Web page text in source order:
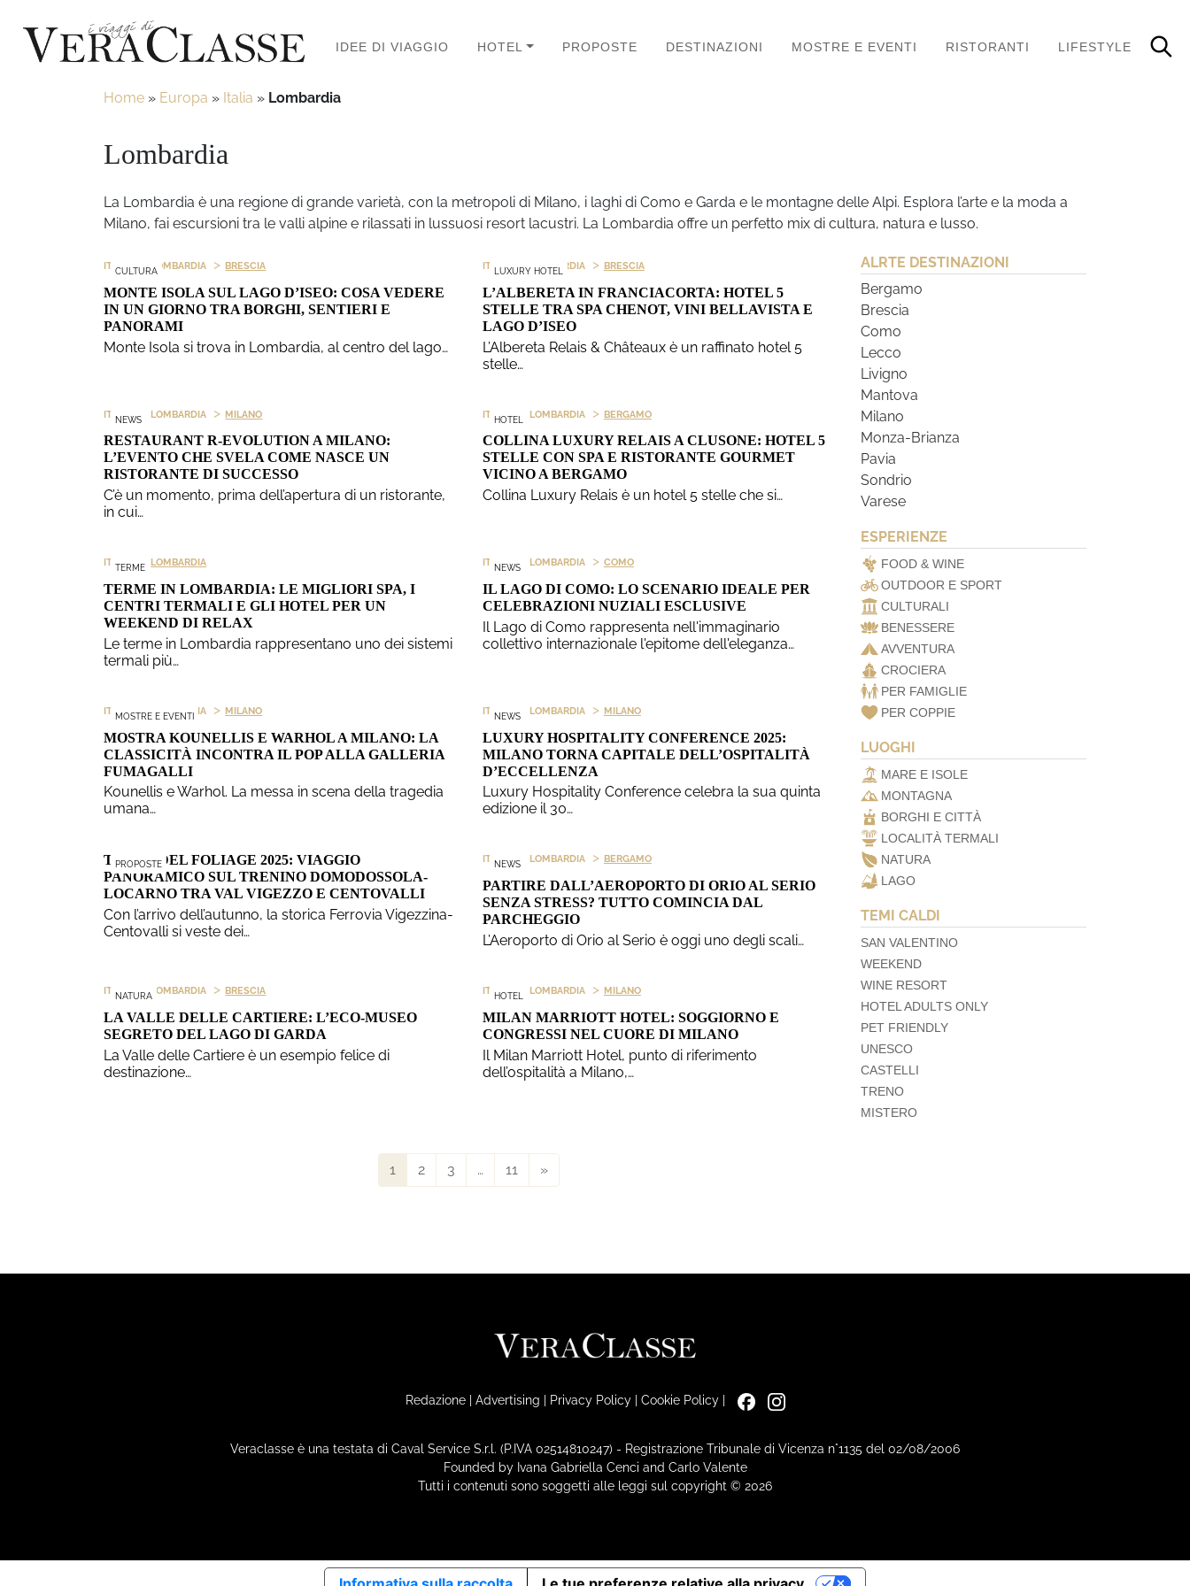
IDEE DI VIAGGIO HOTEL PROPOSTE DESTINAZIONI MOSTRE E EVENTI RISTORANTI LIFESTYLE
Home » Europa » Italia » Lombardia
Lombardia
La Lombardia è una regione di grande varietà, con la metropoli di Milano, i laghi di Como e Garda e le montagne delle Alpi. Esplora l’arte e la moda a
Milano, fai escursioni tra le valli alpine e rilassati in lussuosi resort lacustri. La Lombardia offre un perfetto mix di cultura, natura e lusso.
CULTURA
ITALIA > LOMBARDIA > BRESCIA
MONTE ISOLA SUL LAGO D’ISEO: COSA VEDERE
IN UN GIORNO TRA BORGHI, SENTIERI E
PANORAMI
Monte Isola si trova in Lombardia, al centro del lago…
LUXURY HOTEL
ITALIA > LOMBARDIA > BRESCIA
L’ALBERETA IN FRANCIACORTA: HOTEL 5
STELLE TRA SPA CHENOT, VINI BELLAVISTA E
LAGO D’ISEO
L’Albereta Relais & Châteaux è un raffinato hotel 5
stelle…
NEWS
ITALIA > LOMBARDIA > MILANO
RESTAURANT R-EVOLUTION A MILANO:
L’EVENTO CHE SVELA COME NASCE UN
RISTORANTE DI SUCCESSO
C’è un momento, prima dell’apertura di un ristorante,
in cui…
HOTEL
ITALIA > LOMBARDIA > BERGAMO
COLLINA LUXURY RELAIS A CLUSONE: HOTEL 5
STELLE CON SPA E RISTORANTE GOURMET
VICINO A BERGAMO
Collina Luxury Relais è un hotel 5 stelle che si…
TERME
ITALIA > LOMBARDIA
TERME IN LOMBARDIA: LE MIGLIORI SPA, I
CENTRI TERMALI E GLI HOTEL PER UN
WEEKEND DI RELAX
Le terme in Lombardia rappresentano uno dei sistemi
termali più…
NEWS
ITALIA > LOMBARDIA > COMO
IL LAGO DI COMO: LO SCENARIO IDEALE PER
CELEBRAZIONI NUZIALI ESCLUSIVE
Il Lago di Como rappresenta nell'immaginario
collettivo internazionale l'epitome dell'eleganza…
MOSTRE E EVENTI
ITALIA > LOMBARDIA > MILANO
MOSTRA KOUNELLIS E WARHOL A MILANO: LA
CLASSICITÀ INCONTRA IL POP ALLA GALLERIA
FUMAGALLI
Kounellis e Warhol. La messa in scena della tragedia
umana…
NEWS
ITALIA > LOMBARDIA > MILANO
LUXURY HOSPITALITY CONFERENCE 2025:
MILANO TORNA CAPITALE DELL’OSPITALITÀ
D’ECCELLENZA
Luxury Hospitality Conference celebra la sua quinta
edizione il 30…
PROPOSTE
TRENO DEL FOLIAGE 2025: VIAGGIO
PANORAMICO SUL TRENINO DOMODOSSOLA-
LOCARNO TRA VAL VIGEZZO E CENTOVALLI
Con l’arrivo dell’autunno, la storica Ferrovia Vigezzina-
Centovalli si veste dei…
NEWS
ITALIA > LOMBARDIA > BERGAMO
PARTIRE DALL’AEROPORTO DI ORIO AL SERIO
SENZA STRESS? TUTTO COMINCIA DAL
PARCHEGGIO
L’Aeroporto di Orio al Serio è oggi uno degli scali…
NATURA
ITALIA > LOMBARDIA > BRESCIA
LA VALLE DELLE CARTIERE: L’ECO-MUSEO
SEGRETO DEL LAGO DI GARDA
La Valle delle Cartiere è un esempio felice di
destinazione…
HOTEL
ITALIA > LOMBARDIA > MILANO
MILAN MARRIOTT HOTEL: SOGGIORNO E
CONGRESSI NEL CUORE DI MILANO
Il Milan Marriott Hotel, punto di riferimento
dell’ospitalità a Milano,…
1 2 3 … 11 »
ALRTE DESTINAZIONI
Bergamo
Brescia
Como
Lecco
Livigno
Mantova
Milano
Monza-Brianza
Pavia
Sondrio
Varese
ESPERIENZE
FOOD & WINE
OUTDOOR E SPORT
CULTURALI
BENESSERE
AVVENTURA
CROCIERA
PER FAMIGLIE
PER COPPIE
LUOGHI
MARE E ISOLE
MONTAGNA
BORGHI E CITTÀ
LOCALITÀ TERMALI
NATURA
LAGO
TEMI CALDI
SAN VALENTINO
WEEKEND
WINE RESORT
HOTEL ADULTS ONLY
PET FRIENDLY
UNESCO
CASTELLI
TRENO
MISTERO
Redazione| Advertising | Privacy Policy| Cookie Policy|
Veraclasse è una testata di Caval Service S.r.l. (P.IVA 02514810247) - Registrazione Tribunale di Vicenza n°1135 del 02/08/2006
Founded by Ivana Gabriella Cenci and Carlo Valente
Tutti i contenuti sono soggetti alle leggi sul copyright © 2026